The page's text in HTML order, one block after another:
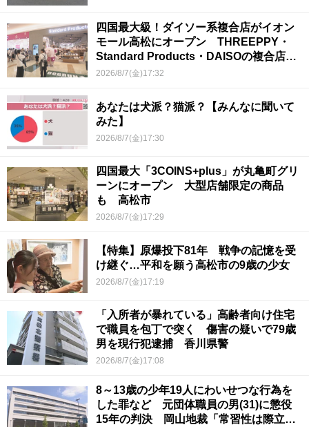
四国最大級！ダイソー系複合店がイオン
モール高松にオープン THREEPPY・
Standard Products・DAISOの複合店は
香川県初
2026/8/7(金)17:32
あなたは犬派？猫派？【みんなに聞いて
みた】
2026/8/7(金)17:30
四国最大「3COINS+plus」が丸亀町グリ
ーンにオープン 大型店舗限定の商品
も 高松市
2026/8/7(金)17:29
【特集】原爆投下81年 戦争の記憶を受
け継ぐ…平和を願う高松市の9歳の少女
2026/8/7(金)17:19
「入所者が暴れている」高齢者向け住宅
で職員を包丁で突く 傷害の疑いで79歳
男を現行犯逮捕 香川県警
2026/8/7(金)17:08
8～13歳の少年19人にわいせつな行為を
した罪など 元団体職員の男(31)に懲役
15年の判決 岡山地裁「常習性は際立っ